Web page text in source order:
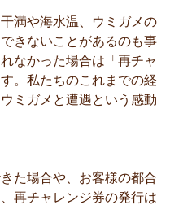
満や海水温、ウミガメの
きないことがあるのも事
なかった場合は「再チャ
。私たちのこれまでの経
ミガメと遭遇という感動
た場合や、お客様の都合
再チャレンジ券の発行は